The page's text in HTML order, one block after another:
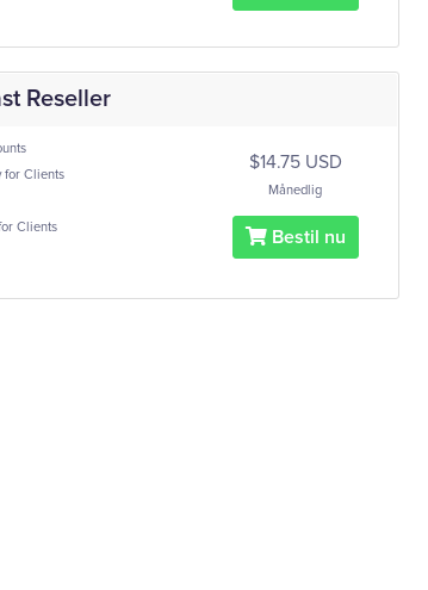
Reseller
for Clients
Clients
$14.75 USD
Månedlig
Bestil nu